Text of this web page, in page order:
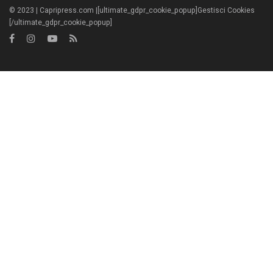
© 2023 | Capripress.com |[ultimate_gdpr_cookie_popup]Gestisci Cookies
[/ultimate_gdpr_cookie_popup]